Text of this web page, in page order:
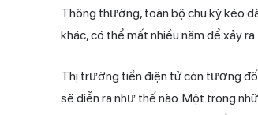
Thông thường, toàn bộ chu kỳ kéo
khác, có thể mất nhiều năm để xảy ra.
Thị trường tiền điện tử còn tương
sẽ diễn ra như thế nào. Một trong